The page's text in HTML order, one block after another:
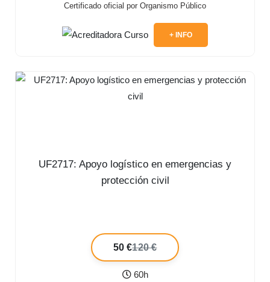
Certificado oficial por Organismo Público
+ INFO
UF2717: Apoyo logístico en emergencias y
protección civil
50 €120 €
60h